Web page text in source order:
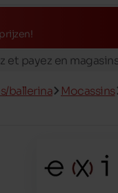
en magasins
et payez en
dés 39€ d'achats
ballerina
Mocassins